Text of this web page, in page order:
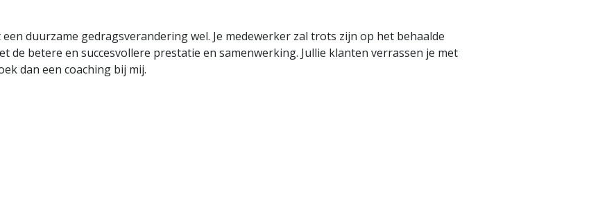
duurzame gedragsverandering wel. Je medewerker zal trots zijn op het behaalde
de betere en succesvollere prestatie en samenwerking. Jullie klanten verrassen je met
dan een coaching bij mij.